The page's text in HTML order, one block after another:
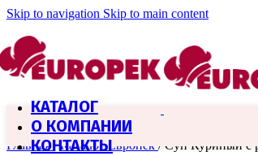
Skip to navigation Skip to main content
КАТАЛОГ
О КОМПАНИИ
КОНТАКТЫ
Главная / Каталог Европек / Суп Куриный с